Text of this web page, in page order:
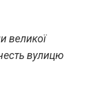
великої
вулицю